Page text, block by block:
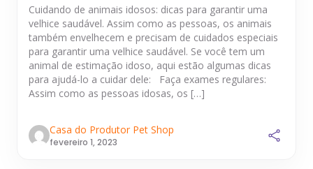
Cuidando de animais idosos: dicas para garantir uma
velhice saudável. Assim como as pessoas, os animais
também envelhecem e precisam de cuidados especiais
para garantir uma velhice saudável. Se você tem um
animal de estimação idoso, aqui estão algumas dicas
para ajudá-lo a cuidar dele: Faça exames regulares:
Assim como as pessoas idosas, os […]
Casa do Produtor Pet Shop
fevereiro 1, 2023